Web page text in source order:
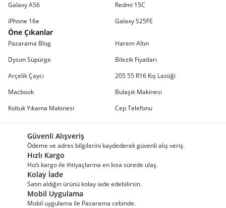
Galaxy A56
Redmi 15C
iPhone 16e
Galaxy S25FE
Öne Çıkanlar
Pazarama Blog
Harem Altın
Dyson Süpürge
Bilezik Fiyatları
Arçelik Çaycı
205 55 R16 Kış Lastiği
Macbook
Bulaşık Makinesi
Koltuk Yıkama Makinesi
Cep Telefonu
Güvenli Alışveriş
Ödeme ve adres bilgilerini kaydederek güvenli alış veriş.
Hızlı Kargo
Hızlı kargo ile ihtiyaçlarına en kısa sürede ulaş.
Kolay İade
Satın aldığın ürünü kolay iade edebilirsin.
Mobil Uygulama
Mobil uygulama ile Pazarama cebinde.